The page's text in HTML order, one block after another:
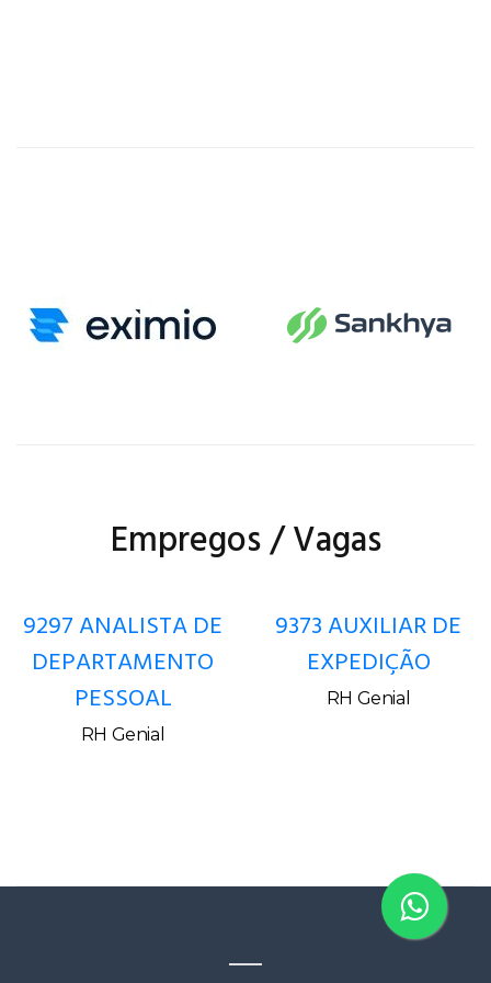
Empregos / Vagas
9297 ANALISTA DE
DEPARTAMENTO
PESSOAL
RH Genial
9373 AUXILIAR DE
EXPEDIÇÃO
RH Genial